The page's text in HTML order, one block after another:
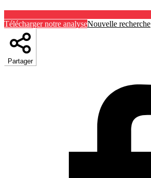
Télécharger notre analyseNouvelle recherche
Partager